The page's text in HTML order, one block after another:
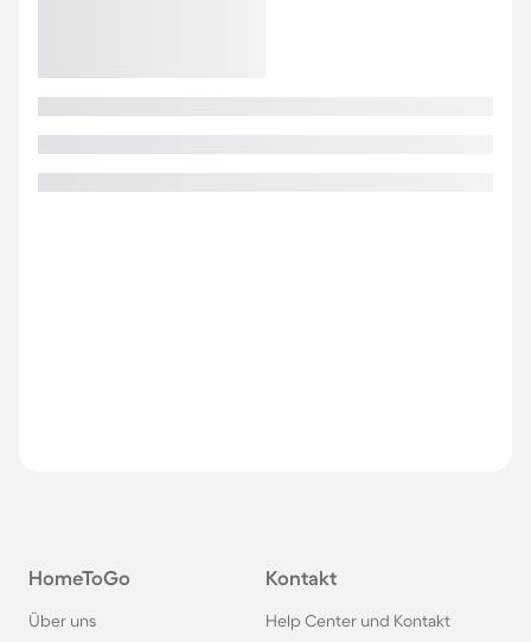
HomeToGo
Über uns
Kontakt
Help Center und Kontakt